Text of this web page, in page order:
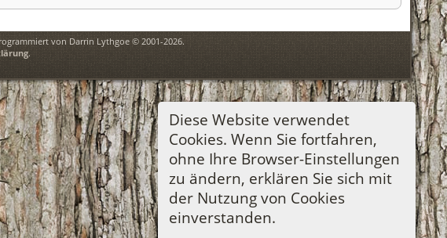
Diese Website verwendet
Cookies. Wenn Sie fortfahren,
ohne Ihre Browser-Einstellungen
zu ändern, erklären Sie sich mit
der Nutzung von Cookies
einverstanden.
von Darrin Lythgoe © 2001-2026.
.